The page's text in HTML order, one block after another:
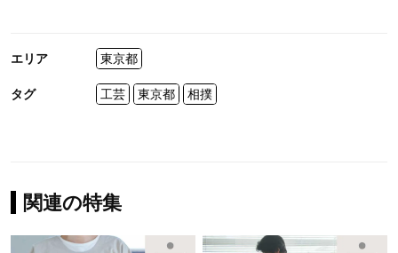
エリア 東京都
タグ 工芸 東京都 相撲
関連の特集